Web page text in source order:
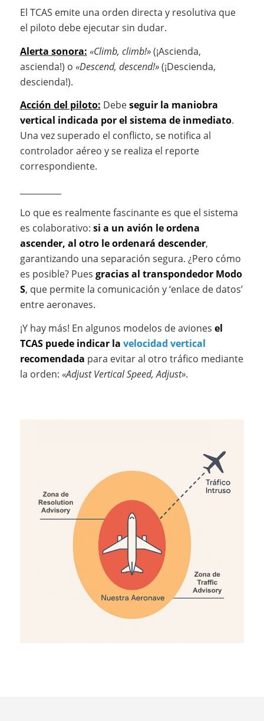
El TCAS emite una orden directa y resolutiva que
el piloto debe ejecutar sin dudar.
Alerta sonora: «Climb, climb!»(¡Ascienda,
ascienda!) o «Descend, descend!»(¡Descienda,
descienda!).
Acción del piloto: Debeseguir la maniobra
vertical indicada por el sistema de inmediato.
Una vez superado el conflicto, se notifica al
controlador aéreo y se realiza el reporte
correspondiente.
Lo que es realmente fascinante es que el sistema
es colaborativo: si a un avión le ordena
ascender, al otro le ordenará descender,
garantizando una separación segura. ¿Pero cómo
es posible? Pues gracias al transpondedor Modo
S, que permite la comunicación y ‘enlace de datos’
entre aeronaves.
¡Y hay más! En algunos modelos de aviones el
TCAS puede indicar la velocidad vertical
recomendada para evitar al otro tráfico mediante
la orden: «Adjust Vertical Speed, Adjust».